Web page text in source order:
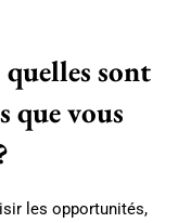
sont
que vous
les opportunités,